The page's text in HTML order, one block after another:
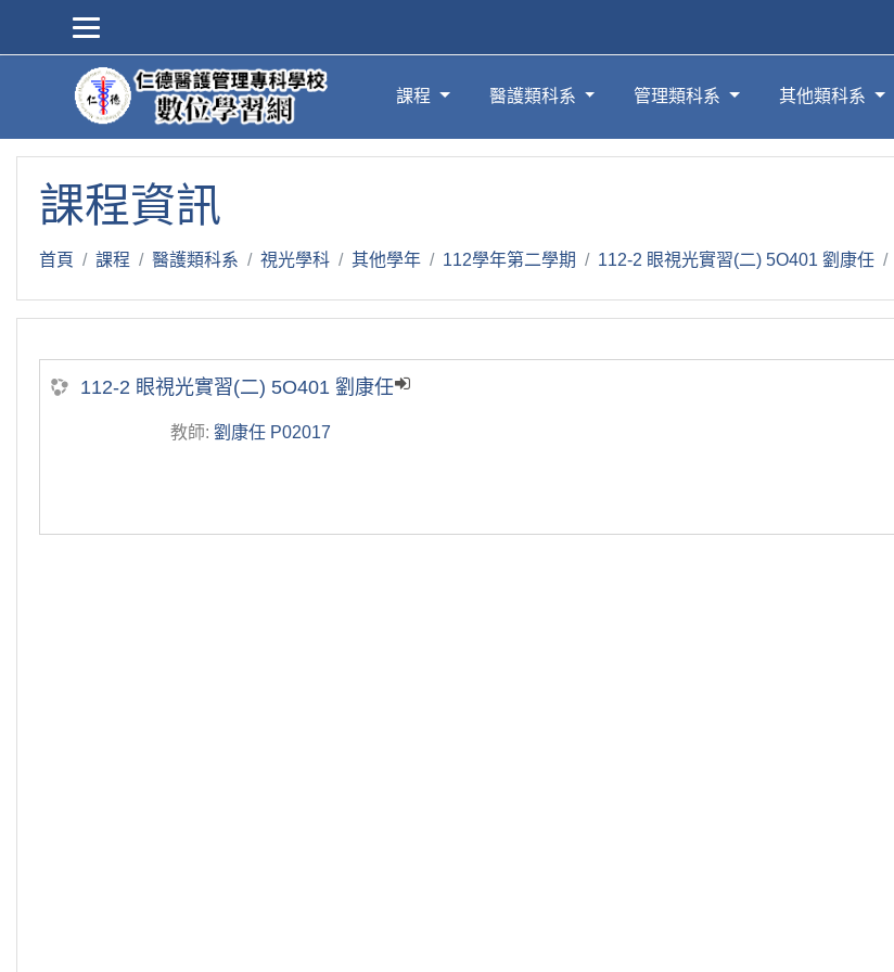
跳到主要內容
課程 醫護類科系 管理類科系 其他類科系
課程資訊
首頁 課程 醫護類科系 視光學科 其他學年 112學年第二學期 112-2 眼視光實習(二) 5O401 劉康任
112-2 眼視光實習(二) 5O401 劉康任
教師: 劉康任 P02017